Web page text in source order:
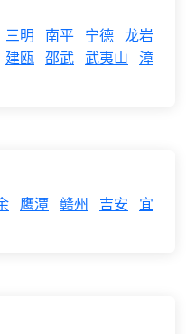
三明 南平 宁德 龙岩
建瓯 邵武 武夷山
漳
鹰潭 赣州 吉安
宜